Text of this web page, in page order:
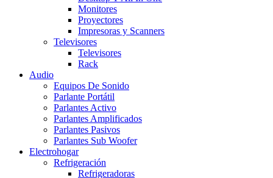
Monitores
Proyectores
Impresoras y Scanners
Televisores
Televisores
Rack
Audio
Equipos De Sonido
Parlante Portátil
Parlantes Activo
Parlantes Amplificados
Parlantes Pasivos
Parlantes Sub Woofer
Electrohogar
Refrigeración
Refrigeradoras